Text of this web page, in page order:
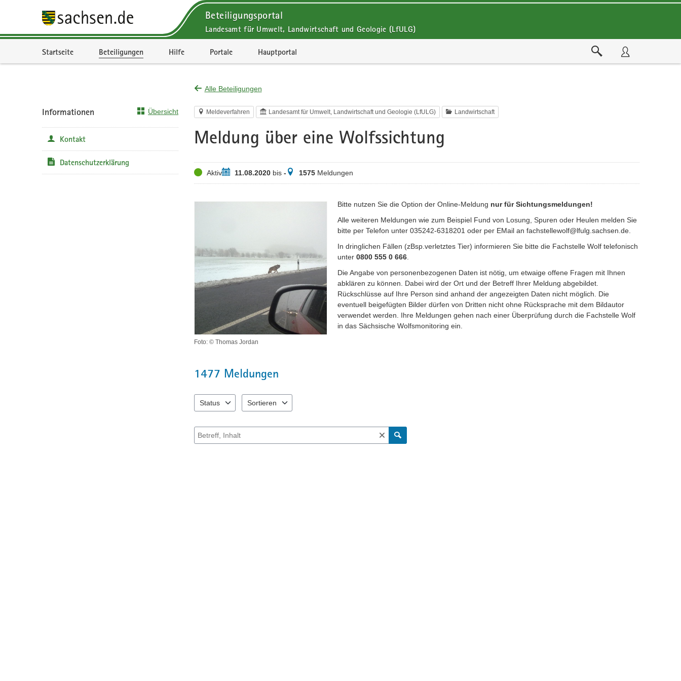
Beteiligungsportal
Landesamt für Umwelt, Landwirtschaft und Geologie (LfULG)
Startseite Beteiligungen Hilfe Portale Hauptportal
Alle Beteiligungen
Meldeverfahren Landesamt für Umwelt, Landwirtschaft und Geologie (LfULG) Landwirtschaft
Meldung über eine Wolfssichtung
StatusAktivZeitraum11.08.2020bis -Meldungen
1575Meldungen
Foto: © Thomas Jordan
Bitte nutzen Sie die Option der Online-Meldung nur für Sichtungsmeldungen!
Alle weiteren Meldungen wie zum Beispiel Fund von Losung, Spuren oder Heulen melden Sie
bitte per Telefon unter 035242-6318201 oder per EMail an fachstellewolf@lfulg.sachsen.de.
In dringlichen Fällen (zBsp.verletztes Tier) informieren Sie bitte die Fachstelle Wolf telefonisch
unter0800 555 0 666
Die Angabe von personenbezogenen Daten ist nötig, um etwaige offene Fragen mit Ihnen
abklären zu können. Dabei wird der Ort und der Betreff Ihrer Meldung abgebildet.
Rückschlüsse auf Ihre Person sind anhand der angezeigten Daten nicht möglich. Die
eventuell beigefügten Bilder dürfen von Dritten nicht ohne Rücksprache mit dem Bildautor
verwendet werden. Ihre Meldungen gehen nach einer Überprüfung durch die Fachstelle Wolf
in das Sächsische Wolfsmonitoring ein.
1477 Meldungen
Status
Sortieren
Suche nach Meldungen und Kommentaren
Informationen Übersicht
Kontakt
Datenschutzerklärung